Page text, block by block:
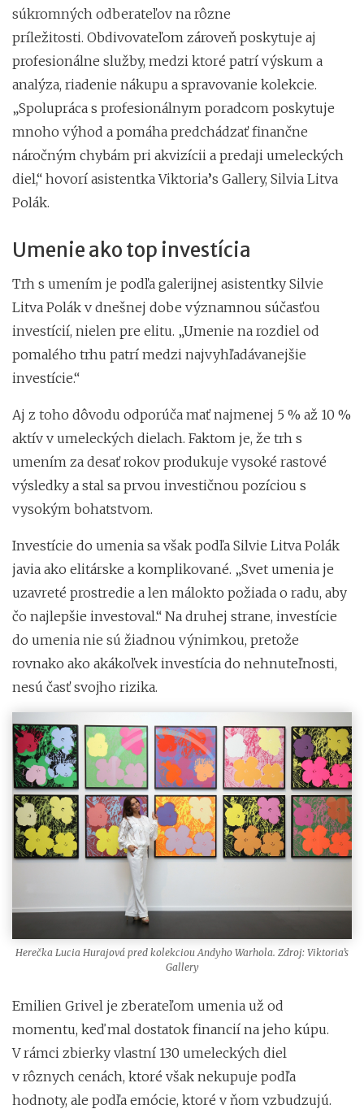
súkromných odberateľov na rôzne
príležitosti. Obdivovateľom zároveň poskytuje aj
profesionálne služby, medzi ktoré patrí výskum a
analýza, riadenie nákupu a spravovanie kolekcie.
„Spolupráca s profesionálnym poradcom poskytuje
mnoho výhod a pomáha predchádzať finančne
náročným chybám pri akvizícii a predaji umeleckých
diel,“ hovorí asistentka Viktoria’s Gallery, Silvia Litva
Polák.
Umenie ako top investícia
Trh s umením je podľa galerijnej asistentky Silvie
Litva Polák v dnešnej dobe významnou súčasťou
investícií, nielen pre elitu. „Umenie na rozdiel od
pomalého trhu patrí medzi najvyhľadávanejšie
investície.“
Aj z toho dôvodu odporúča mať najmenej 5 % až 10 %
aktív v umeleckých dielach. Faktom je, že trh s
umením za desať rokov produkuje vysoké rastové
výsledky a stal sa prvou investičnou pozíciou s
vysokým bohatstvom.
Investície do umenia sa však podľa Silvie Litva Polák
javia ako elitárske a komplikované. „Svet umenia je
uzavreté prostredie a len málokto požiada o radu, aby
čo najlepšie investoval.“ Na druhej strane, investície
do umenia nie sú žiadnou výnimkou, pretože
rovnako ako akákoľvek investícia do nehnuteľnosti,
nesú časť svojho rizika.
Herečka Lucia Hurajová pred kolekciou Andyho Warhola. Zdroj: Viktoria’s
Gallery
Emilien Grivel je zberateľom umenia už od
momentu, keď mal dostatok financií na jeho kúpu.
V rámci zbierky vlastní 130 umeleckých diel
v rôznych cenách, ktoré však nekupuje podľa
hodnoty, ale podľa emócie, ktoré v ňom vzbudzujú.